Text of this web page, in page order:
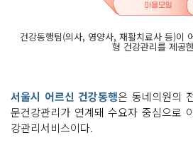
건강동행팀(의사, 영양사, 재활치료사 등)이
형 건강관리를 제공
서울시 어르신 건강동행은 동네의원의
문건강관리가 연계돼 수요자 중심으로
강관리서비스이다.